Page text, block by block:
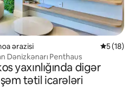
ərazisi Ortalama
5 (18)
Dənizkənarı Penthaus
yaxınlığında digər
tətil icarələri